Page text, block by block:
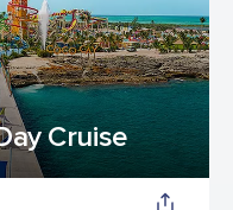
Cruise